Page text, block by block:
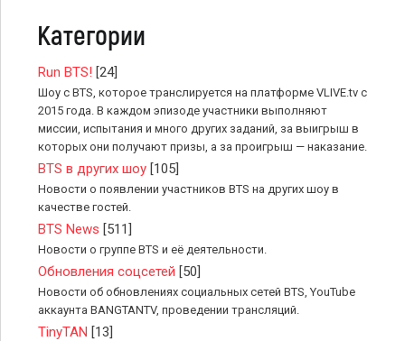
Категории
Run BTS! [24]
Шоу с BTS, которое транслируется на платформе VLIVE.tv с
2015 года. В каждом эпизоде участники выполняют
миссии, испытания и много других заданий, за выигрыш в
которых они получают призы, а за проигрыш — наказание.
BTS в других шоу [105]
Новости о появлении участников BTS на других шоу в
качестве гостей.
BTS News [511]
Новости о группе BTS и её деятельности.
Обновления соцсетей [50]
Новости об обновлениях социальных сетей BTS, YouTube
аккаунта BANGTANTV, проведении трансляций.
TinyTAN [13]